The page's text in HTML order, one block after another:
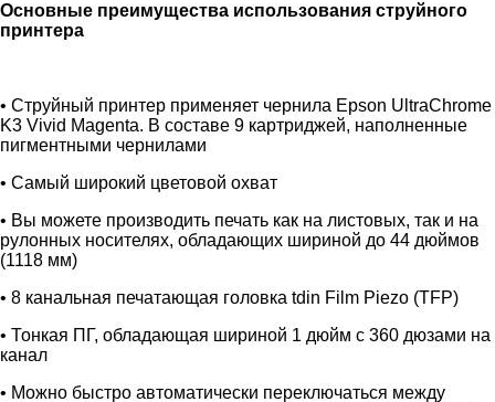
Основные преимущества использования струйного
принтера
• Струйный принтер применяет чернила Epson UltraChrome
K3 Vivid Magenta. В составе 9 картриджей, наполненные
пигментными чернилами
• Самый широкий цветовой охват
• Вы можете производить печать как на листовых, так и на
рулонных носителях, обладающих шириной до 44 дюймов
(1118 мм)
• 8 канальная печатающая головка tdin Film Piezo (TFP)
• Тонкая ПГ, обладающая шириной 1 дюйм с 360 дюзами на
канал
• Можно быстро автоматически переключаться между